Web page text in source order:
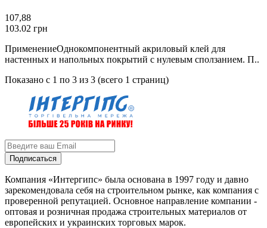
107,88
103.02 грн
ПрименениеОднокомпонентный акриловый клей для
настенных и напольных покрытий с нулевым сползанием. П..
Показано с 1 по 3 из 3 (всего 1 страниц)
Подписаться
Компания «Интергипс» была основана в 1997 году и давно
зарекомендовала себя на строительном рынке, как компания с
проверенной репутацией. Основное направление компании -
оптовая и розничная продажа строительных материалов от
европейских и украинских торговых марок.